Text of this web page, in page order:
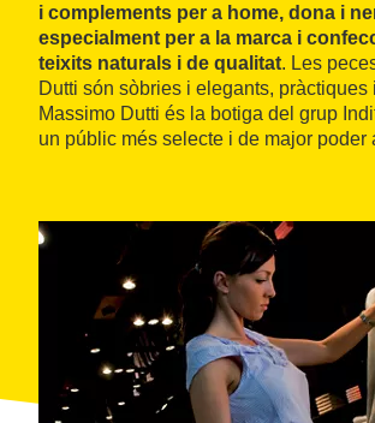
i complements per a home, dona i
especialment per a la marca i
teixits naturals i de qualitat. Les
Dutti són sòbries i elegants, pràctiques
Massimo Dutti és la botiga del grup
un públic més selecte i de major poder